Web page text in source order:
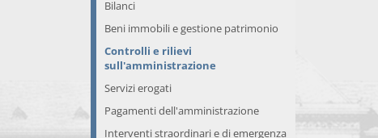
Bilanci
Beni immobili e gestione patrimonio
Controlli e rilievi
sull'amministrazione
Servizi erogati
Pagamenti dell'amministrazione
Interventi straordinari e di emergenza